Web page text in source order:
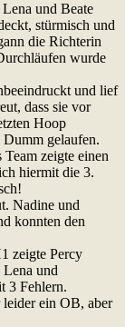
und Beate
stürmisch und
die Richterin
wurde
und lief
dass sie vor
Hoop
Dumm gelaufen.
zeigte einen
hiermit die 3.
Nadine und
konnten den
zeigte Percy
und
3 Fehlern.
ein OB, aber